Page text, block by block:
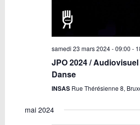
samedi 23 mars 2024 - 09:00 -
JPO 2024 /
Danse
INSAS Rue Thérésienne 8,
mai 2024